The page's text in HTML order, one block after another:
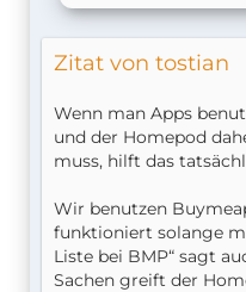
Zitat von tostian
Wenn man Apps
und der Homepod
muss, hilft das
Wir benutzen
funktioniert solange
Liste bei BMP“ sagt
Sachen greift der